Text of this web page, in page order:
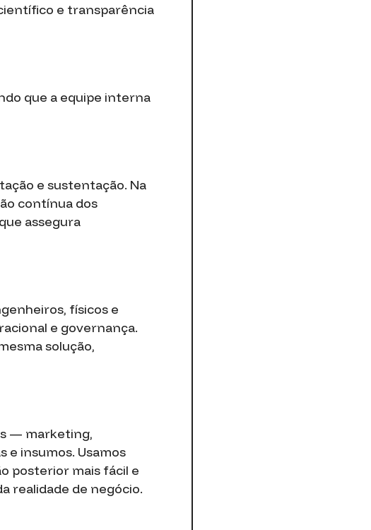
e transparência
que a equipe interna
e sustentação. Na
contínua dos
assegura
físicos e
e governança.
solução,
— marketing,
e insumos. Usamos
posterior mais fácil e
realidade de negócio.